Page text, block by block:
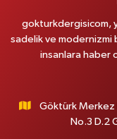
gokturkdergisicom,
sadelik ve modernizmi
insanlara haber
Göktürk Merkez
No.3 D.2